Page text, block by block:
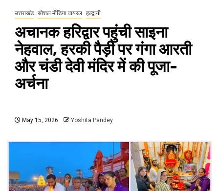
उत्तराखंड सोशल मीडिया वायरल हल्द्वानी
अचानक हरिद्वार पहुंची साइना
नेहवाल, हरकी पैड़ी पर गंगा आरती
और चंडी देवी मंदिर में की पूजा-
अर्चना
May 15, 2026 Yoshita Pandey